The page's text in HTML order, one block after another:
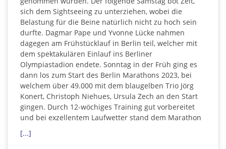
sich dem Sightseeing zu unterziehen, wobei die
Belastung für die Beine natürlich nicht zu hoch sein
durfte. Dagmar Pape und Yvonne Lücke nahmen
dagegen am Frühstücklauf in Berlin teil, welcher mit
dem spektakulären Einlauf ins Berliner
Olympiastadion endete. Sonntag in der Früh ging es
dann los zum Start des Berlin Marathons 2023, bei
welchem über 49.000 mit dem blaugelben Trio Jörg
Konert, Christoph Niehues, Ursula Zech an den Start
gingen. Durch 12-wöchiges Training gut vorbereitet
und bei exzellentem Laufwetter stand dem Marathon
[...]